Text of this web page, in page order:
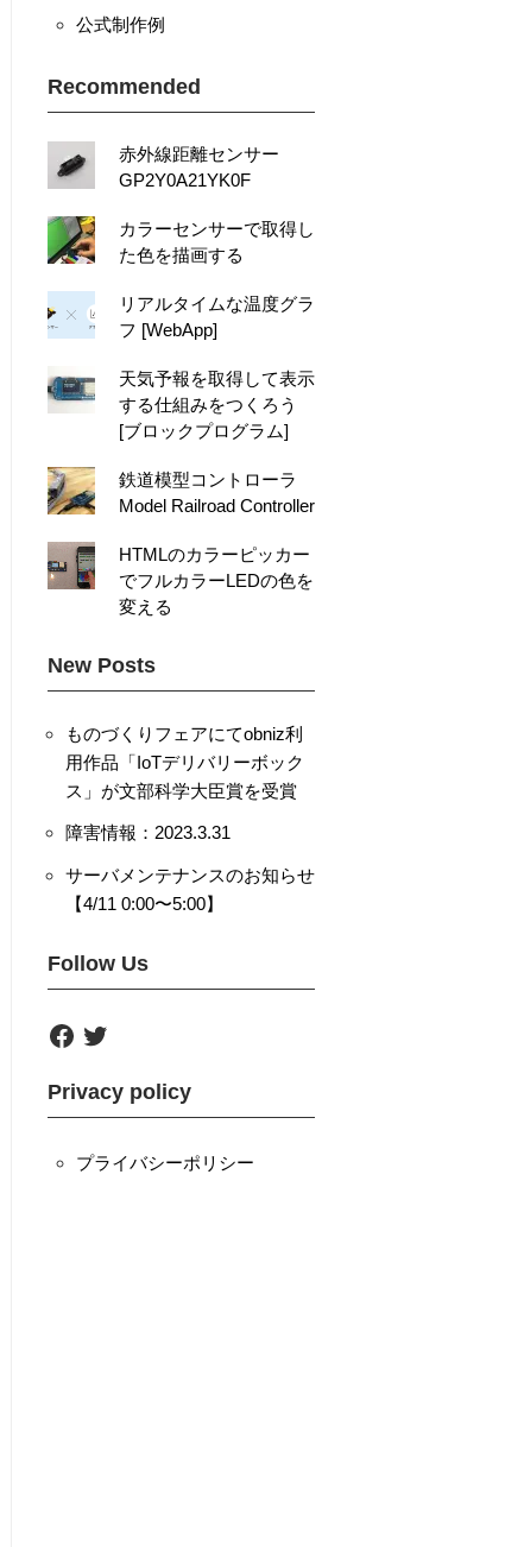
公式制作例
Recommended
赤外線距離センサー
GP2Y0A21YK0F
カラーセンサーで取得し
た色を描画する
リアルタイムな温度グラ
フ [WebApp]
天気予報を取得して表示
する仕組みをつくろう
[ブロックプログラム]
鉄道模型コントローラ
Model Railroad Controller
HTMLのカラーピッカー
でフルカラーLEDの色を
変える
New Posts
ものづくりフェアにてobniz利
用作品「IoTデリバリーボック
ス」が文部科学大臣賞を受賞
障害情報：2023.3.31
サーバメンテナンスのお知らせ
【4/11 0:00〜5:00】
Follow Us
F
a
e
b
o
T
w
t
e
Privacy policy
プライバシーポリシー